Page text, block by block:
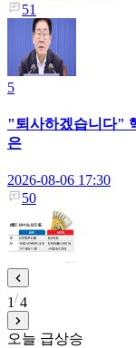
51
5
"퇴사하겠습니다"
은
2026-08-06 17:30
50
1 4
오늘 급상승